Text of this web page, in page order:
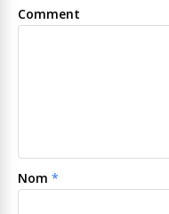
Comment
Nom *